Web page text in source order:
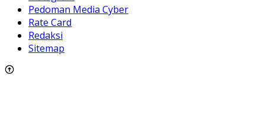
Pedoman Media Cyber
Rate Card
Redaksi
Sitemap